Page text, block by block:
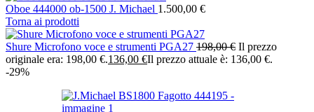
Oboe 444000 ob-1500 J. Michael 1.500,00 €
Torna ai prodotti
Shure Microfono voce e strumenti PGA27 198,00€ Il prezzo
originale era: 198,00 €.136,00 €Il prezzo attuale è: 136,00 €.
-29%